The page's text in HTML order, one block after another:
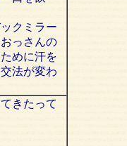
クミラー
っさんの
めに汗を
法が変わ
きたって